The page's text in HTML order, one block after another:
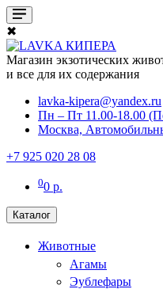
✖
Магазин экзотических
и все для их содержания
lavka-kipera@yandex.ru
Пн – Пт 11.00-18.00
Москва,
+7 925 020 28 08
00 р.
Каталог
Животные
Агамы
Эублефары